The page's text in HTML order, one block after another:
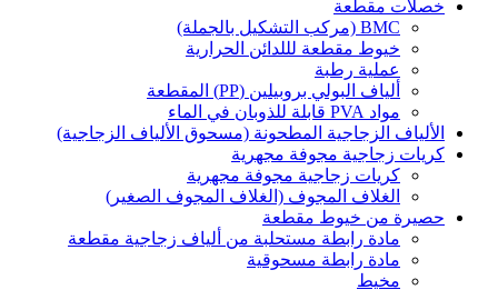
خصلات مقطعة
BMC (مركب التشكيل بالجملة)
خيوط مقطعة لللدائن الحرارية
عملية رطبة
ألياف البولي بروبيلين (PP) المقطعة
مواد PVA قابلة للذوبان في الماء
الألياف الزجاجية المطحونة (مسحوق الألياف الزجاجية)
كريات زجاجية مجوفة مجهرية
كريات زجاجية مجوفة مجهرية
الغلاف المجوف (الغلاف المجوف الصغير)
حصيرة من خيوط مقطعة
مادة رابطة مستحلبة من ألياف زجاجية مقطعة
مادة رابطة مسحوقية
مخيط